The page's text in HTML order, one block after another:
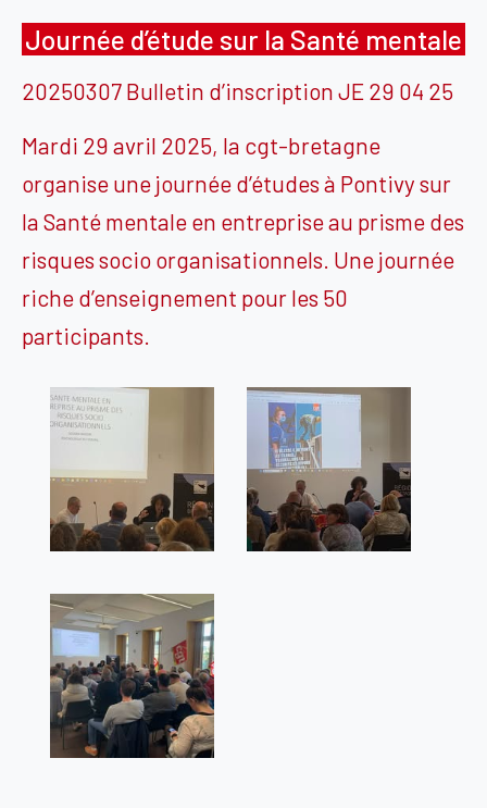
Journée d’étude sur la Santé mentale
20250307 Bulletin d’inscription JE 29 04 25
Mardi 29 avril 2025, la cgt-bretagne
organise une journée d’études à Pontivy sur
la Santé mentale en entreprise au prisme des
risques socio organisationnels. Une journée
riche d’enseignement pour les 50
participants.